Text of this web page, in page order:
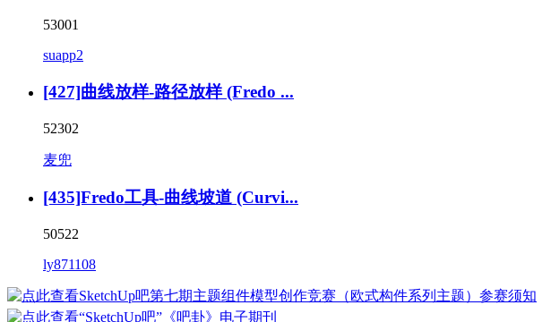
53001
suapp2
[427]曲线放样-路径放样 (Fredo ...
52302
麦兜
[435]Fredo工具-曲线坡道 (Curvi...
50522
ly871108